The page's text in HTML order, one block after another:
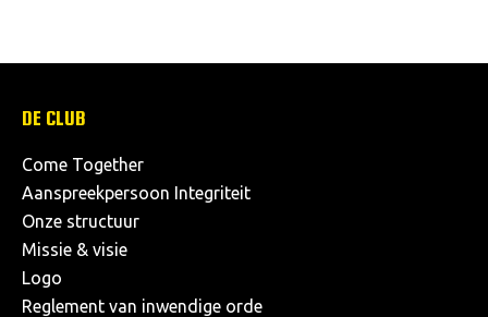
DE CLUB
Come Together
Aanspreekpersoon Integriteit
Onze structuur
Missie & visie
Logo
Reglement van inwendige orde